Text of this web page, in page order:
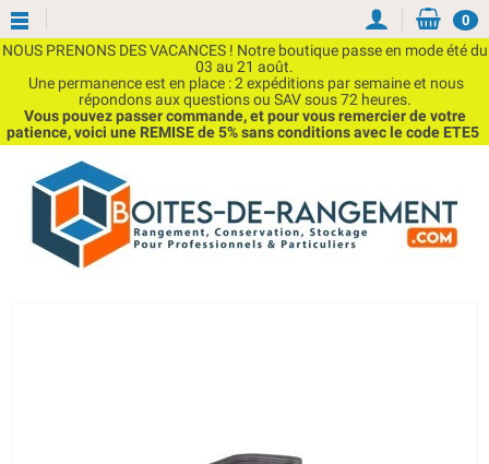
NOUS PRENONS DES VACANCES ! Notre boutique passe en mode été du
03 au 21 août.
Une permanence est en place : 2 expéditions par semaine et nous
répondons aux questions ou SAV sous 72 heures.
Vous pouvez passer commande, et pour vous remercier de votre
patience, voici une REMISE de 5% sans conditions avec le code ETE5
0